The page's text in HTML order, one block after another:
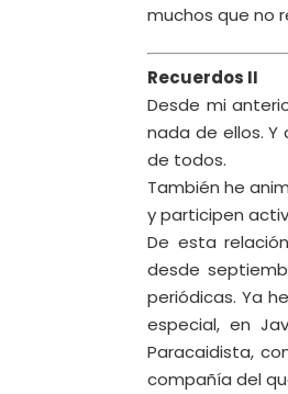
muchos que no
Recuerdos II
Desde mi
nada de ellos.
de todos.
También he
y participen
De esta
desde
periódicas. Ya
especial, en
Paracaidista,
compañía del